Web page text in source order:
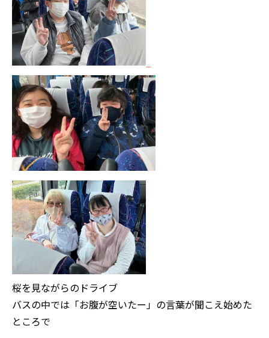
桜を見ながらのドライブ
バスの中では「お腹が空いたー」の言葉が聞こえ始めた
ところで